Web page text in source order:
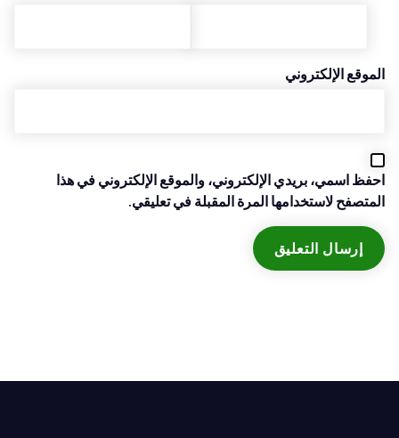
الموقع الإلكتروني
احفظ اسمي، بريدي الإلكتروني، والموقع الإلكتروني في هذا
المتصفح لاستخدامها المرة المقبلة في تعليقي.